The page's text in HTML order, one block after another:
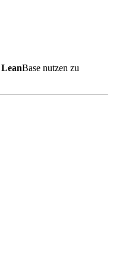
LeanBase nutzen zu